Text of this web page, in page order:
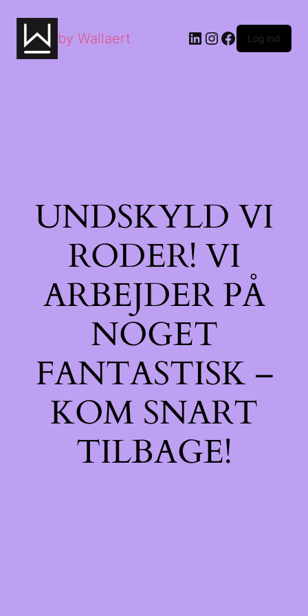
by Wallaert Log ind
UNDSKYLD VI
RODER! VI
ARBEJDER PÅ
NOGET
FANTASTISK –
KOM SNART
TILBAGE!